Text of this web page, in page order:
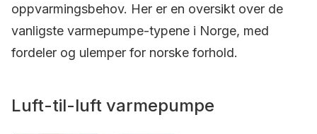
oppvarmingsbehov. Her er en oversikt over de
vanligste varmepumpe-typene i Norge, med
fordeler og ulemper for norske forhold.
Luft-til-luft varmepumpe